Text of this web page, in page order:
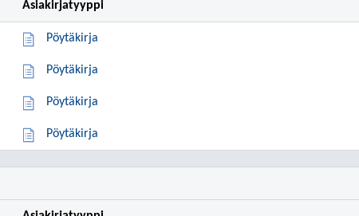
Asiakirjatyyppi
Pöytäkirja
Pöytäkirja
Pöytäkirja
Pöytäkirja